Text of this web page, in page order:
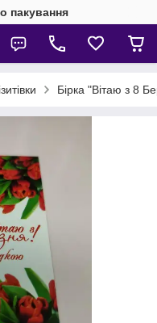
пакування
Бірка "Вітаю з 8